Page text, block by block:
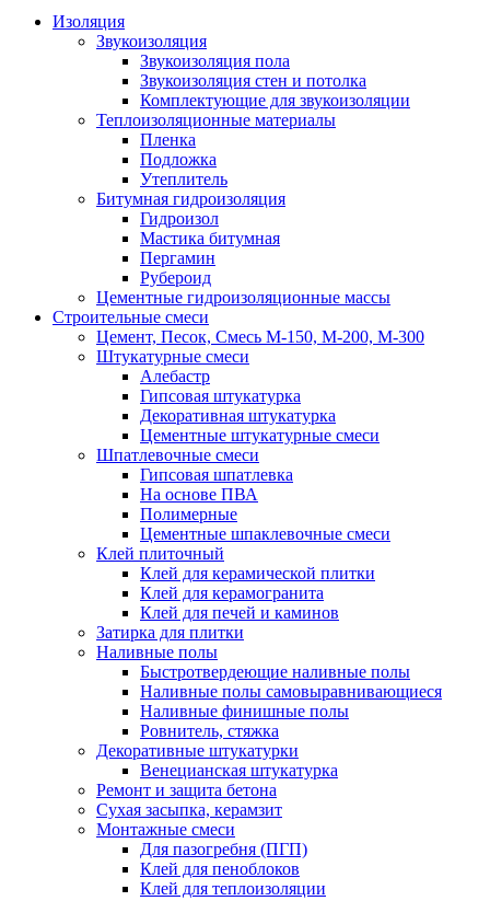
Изоляция
Звукоизоляция
Звукоизоляция пола
Звукоизоляция стен и потолка
Комплектующие для звукоизоляции
Теплоизоляционные материалы
Пленка
Подложка
Утеплитель
Битумная гидроизоляция
Гидроизол
Мастика битумная
Пергамин
Рубероид
Цементные гидроизоляционные массы
Строительные смеси
Цемент, Песок, Смесь М-150, М-200, М-300
Штукатурные смеси
Алебастр
Гипсовая штукатурка
Декоративная штукатурка
Цементные штукатурные смеси
Шпатлевочные смеси
Гипсовая шпатлевка
На основе ПВА
Полимерные
Цементные шпаклевочные смеси
Клей плиточный
Клей для керамической плитки
Клей для керамогранита
Клей для печей и каминов
Затирка для плитки
Наливные полы
Быстротвердеющие наливные полы
Наливные полы самовыравнивающиеся
Наливные финишные полы
Ровнитель, стяжка
Декоративные штукатурки
Венецианская штукатурка
Ремонт и защита бетона
Сухая засыпка, керамзит
Монтажные смеси
Для пазогребня (ПГП)
Клей для пеноблоков
Клей для теплоизоляции